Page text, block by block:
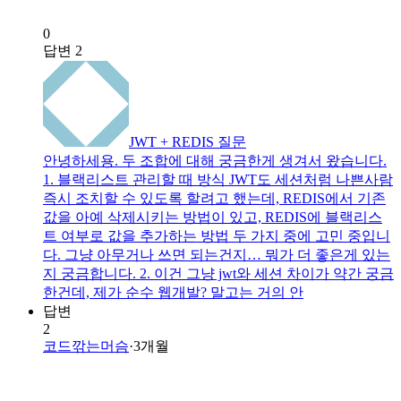
0
답변 2
JWT + REDIS 질문
안녕하세용. 두 조합에 대해 궁금한게 생겨서 왔습니다.
1. 블랙리스트 관리할 때 방식 JWT도 세션처럼 나쁜사람
즉시 조치할 수 있도록 할려고 했는데, REDIS에서 기존
값을 아예 삭제시키는 방법이 있고, REDIS에 블랙리스
트 여부로 값을 추가하는 방법 두 가지 중에 고민 중입니
다. 그냥 아무거나 쓰면 되는건지… 뭐가 더 좋은게 있는
지 궁금합니다. 2. 이건 그냥 jwt와 세션 차이가 약간 궁금
한건데, 제가 순수 웹개발? 말고는 거의 안
답변
2
코드깎는머슴·3개월